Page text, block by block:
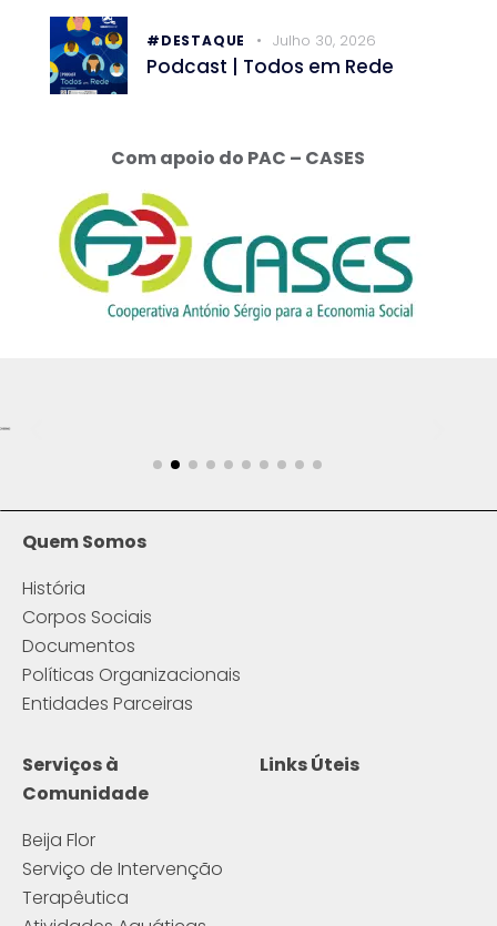
#DESTAQUE Julho 30, 2026
Podcast | Todos em Rede
Com apoio do PAC – CASES
Quem Somos
História
Corpos Sociais
Documentos
Políticas Organizacionais
Entidades Parceiras
Serviços à
Comunidade
Beija Flor
Serviço de Intervenção
Terapêutica
Links Úteis